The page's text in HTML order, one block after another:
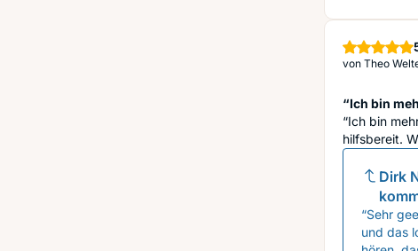
von Theo
“Ich bin
“Ich bin
hilfsbereit.
Dirk
“Sehr
und das